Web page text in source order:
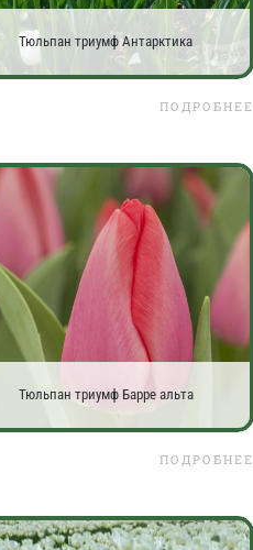
Тюльпан триумф Антарктика
ПОДРОБНЕЕ
Тюльпан триумф Барре альта
ПОДРОБНЕЕ